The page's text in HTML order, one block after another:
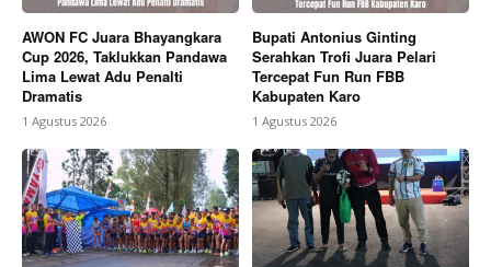
AWON FC Juara Bhayangkara
Cup 2026, Taklukkan Pandawa
Lima Lewat Adu Penalti
Dramatis
1 Agustus 2026
Bupati Antonius Ginting
Serahkan Trofi Juara Pelari
Tercepat Fun Run FBB
Kabupaten Karo
1 Agustus 2026